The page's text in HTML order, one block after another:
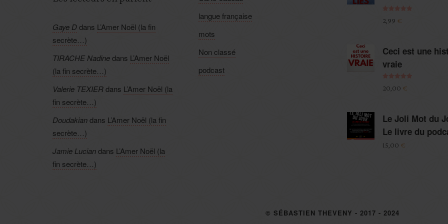
Gaye Ddans L’Amer Noël (la fin
secrète…)
TIRACHE Nadinedans L’Amer Noël
(la fin secrète…)
Valerie TEXIERdans L’Amer Noël (la
fin secrète…)
Doudakiandans L’Amer Noël (la fin
secrète…)
Jamie Luciandans L’Amer Noël (la
fin secrète…)
langue française
mots
Non classé
podcast
sur 5
2,99 €
Ceci est une
vraie
sur 5
20,00 €
Le Joli Mot du
Le livre du
15,00 €
© SÉBASTIEN THEVENY - 2017 - 2024